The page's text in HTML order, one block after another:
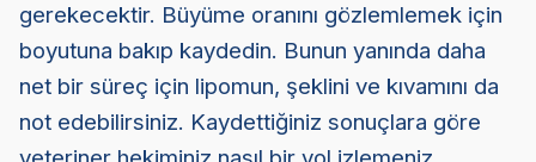
gerekecektir. Büyüme oranını gözlemlemek için
boyutuna bakıp kaydedin. Bunun yanında daha
net bir süreç için lipomun, şeklini ve kıvamını da
not edebilirsiniz. Kaydettiğiniz sonuçlara göre